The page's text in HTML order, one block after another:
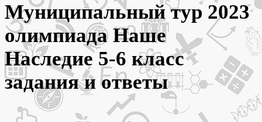
Муниципальный тур 2023
олимпиада Наше
Наследие 5-6 класс
задания и ответы